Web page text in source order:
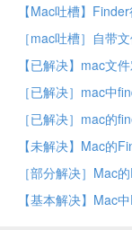
【Mac吐槽】
［mac吐槽］自带
【已解决】mac文
［已解决］mac中
［已解决］mac的
［部分解决］Mac